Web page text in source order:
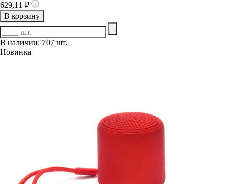
629,11 ₽
В корзину
В наличии: 707 шт.
Новинка